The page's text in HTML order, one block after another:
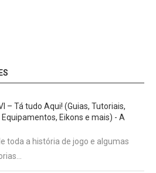
– Tá tudo Aqui! (Guias, Tutoriais,
Equipamentos, Eikons e mais) - A
toda a história de jogo e algumas